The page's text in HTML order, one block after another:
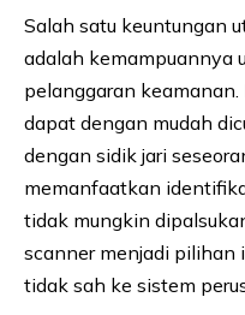
Salah satu keuntungan
adalah kemampuannya
pelanggaran
dapat dengan mudah
dengan sidik jari
memanfaatkan
tidak mungkin
scanner menjadi pilihan
tidak sah ke sistem